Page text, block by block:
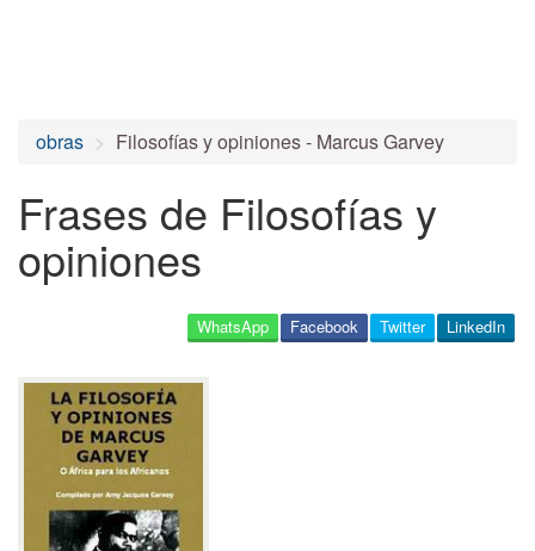
obras Filosofías y opiniones - Marcus Garvey
Frases de Filosofías y
opiniones
LinkedIn
Twitter
Facebook
WhatsApp